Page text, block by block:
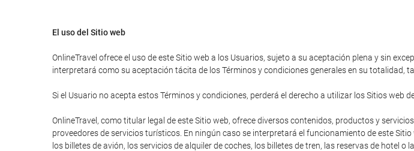
El uso del Sitio web
OnlineTravel ofrece el uso de este Sitio web a los Usuarios, sujeto a su aceptación plena y sin
interpretará como su aceptación tácita de los Términos y condiciones generales en su totalidad,
Si el Usuario no acepta estos Términos y condiciones, perderá el derecho a utilizar los Sitios web
OnlineTravel, como titular legal de este Sitio web, ofrece diversos contenidos, productos y
proveedores de servicios turísticos. En ningún caso se interpretará el funcionamiento de este
los billetes de avión, los servicios de alquiler de coches, los billetes de tren, las reservas de hotel o